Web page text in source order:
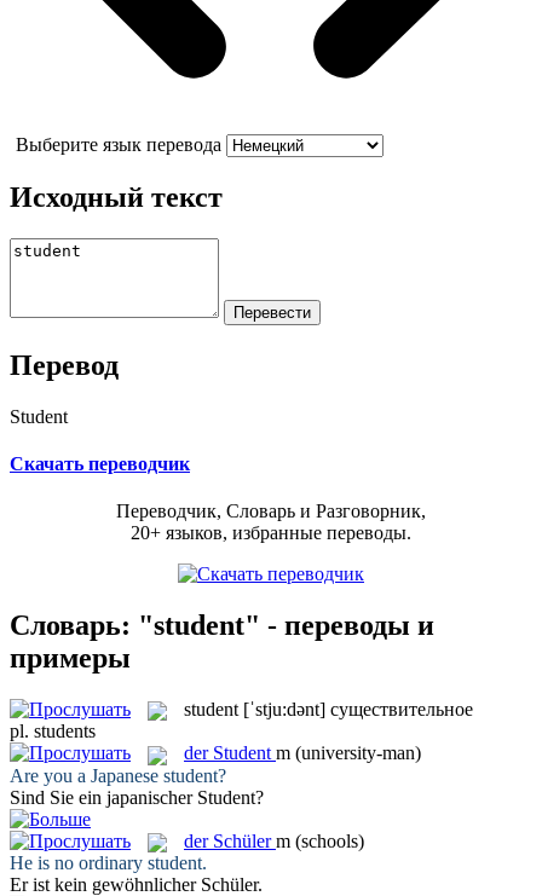
Выберите язык перевода
Исходный текст
Перевод
Student
Скачать переводчик
Переводчик, Словарь и Разговорник,
20+ языков, избранные переводы.
Словарь: "student" - переводы и
примеры
student [ˈstju:dənt] существительное
pl. students
der Student m (university-man)
Are you a Japanese student?
Sind Sie ein japanischer Student?
der Schüler m (schools)
He is no ordinary student.
Er ist kein gewöhnlicher Schüler.